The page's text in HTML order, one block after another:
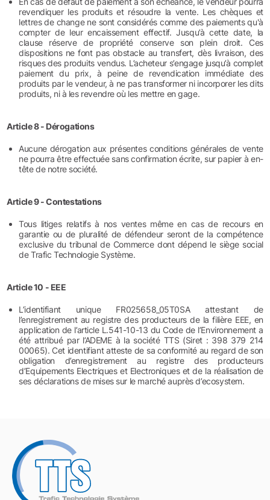
revendiquer les produits et résoudre la vente. Les chèques et
lettres de change ne sont considérés comme des paiements qu'à
compter de leur encaissement effectif. Jusqu’à cette date, la
clause réserve de propriété conserve son plein droit. Ces
dispositions ne font pas obstacle au transfert, dès livraison, des
risques des produits vendus. L’acheteur s’engage jusqu’à complet
paiement du prix, à peine de revendication immédiate des
produits par le vendeur, à ne pas transformer ni incorporer les dits
produits, ni à les revendre où les mettre en gage.
Article 8 - Dérogations
Aucune dérogation aux présentes conditions générales de vente
ne pourra être effectuée sans confirmation écrite, sur papier à en-
tête de notre société.
Article 9 - Contestations
Tous litiges relatifs à nos ventes même en cas de recours en
garantie ou de pluralité de défendeur seront de la compétence
exclusive du tribunal de Commerce dont dépend le siège social
de Trafic Technologie Système.
Article 10 - EEE
L’identifiant unique FR025658_05T0SA attestant de
l’enregistrement au registre des producteurs de la filière EEE, en
application de l’article L.541-10-13 du Code de l’Environnement a
été attribué par l’ADEME à la société TTS (Siret : 398 379 214
00065). Cet identifiant atteste de sa conformité au regard de son
obligation d’enregistrement au registre des producteurs
d’Equipements Electriques et Electroniques et de la réalisation de
ses déclarations de mises sur le marché auprès d’ecosystem.